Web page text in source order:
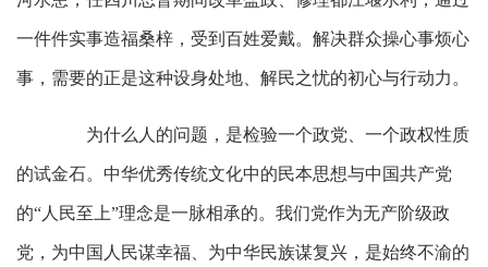
一件件实事造福桑梓，受到百姓爱戴。解决群众操心事烦心
事，需要的正是这种设身处地、解民之忧的初心与行动力。
为什么人的问题，是检验一个政党、一个政权性质
的试金石。中华优秀传统文化中的民本思想与中国共产党
的“人民至上”理念是一脉相承的。我们党作为无产阶级政
党，为中国人民谋幸福、为中华民族谋复兴，是始终不渝的